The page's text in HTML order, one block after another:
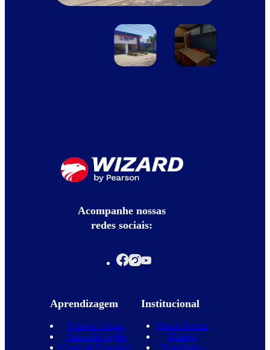
Acompanhe nossas
redes sociais:
Aprendizagem
Nossos Cursos
Curso de Inglês
Curso de Espanhol
Institucional
Quem Somos
Equipe
Novidades